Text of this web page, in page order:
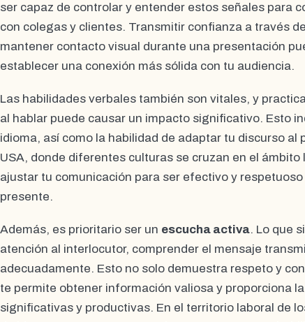
ser capaz de controlar y entender estos señales para
con colegas y clientes. Transmitir confianza a través
mantener contacto visual durante una presentación
establecer una conexión más sólida con tu audiencia.
Las habilidades verbales también son vitales, y
al hablar puede causar un impacto significativo. Esto
idioma, así como la habilidad de adaptar tu discurso al
USA, donde diferentes culturas se cruzan en el
ajustar tu comunicación para ser efectivo y
presente.
Además, es prioritario ser un escucha activa. Lo que
atención al interlocutor, comprender el mensaje
adecuadamente. Esto no solo demuestra respeto y
te permite obtener información valiosa y proporciona
significativas y productivas. En el territorio laboral de